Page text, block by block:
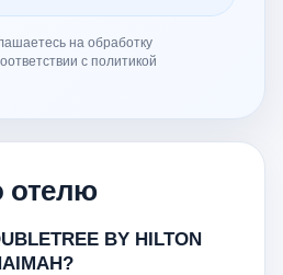
на обработку
с политикой
отелю
BY HILTON